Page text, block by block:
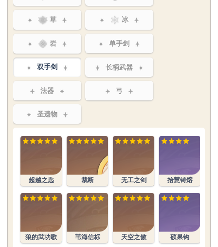
草 冰
岩 单手剑
双手剑 长柄武器
法器 弓
圣遗物
超越之匙
狼的武功歌
裁断
苇海信标
无工之剑
天空之傲
拾慧铸熔
硕果钩